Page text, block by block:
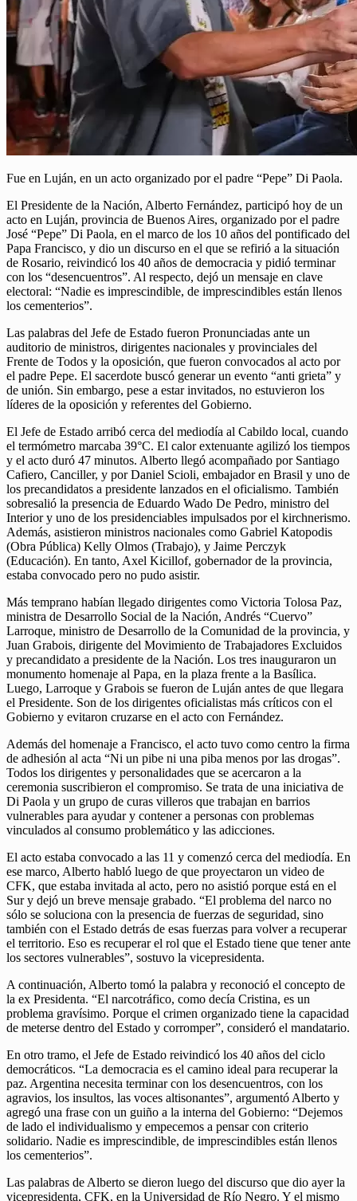
Fue en Luján, en un acto organizado por el padre “Pepe” Di Paola.
El Presidente de la Nación, Alberto Fernández, participó hoy de un
acto en Luján, provincia de Buenos Aires, organizado por el padre
José “Pepe” Di Paola, en el marco de los 10 años del pontificado del
Papa Francisco, y dio un discurso en el que se refirió a la situación
de Rosario, reivindicó los 40 años de democracia y pidió terminar
con los “desencuentros”. Al respecto, dejó un mensaje en clave
electoral: “Nadie es imprescindible, de imprescindibles están llenos
los cementerios”.
Las palabras del Jefe de Estado fueron Pronunciadas ante un
auditorio de ministros, dirigentes nacionales y provinciales del
Frente de Todos y la oposición, que fueron convocados al acto por
el padre Pepe. El sacerdote buscó generar un evento “anti grieta” y
de unión. Sin embargo, pese a estar invitados, no estuvieron los
líderes de la oposición y referentes del Gobierno.
El Jefe de Estado arribó cerca del mediodía al Cabildo local, cuando
el termómetro marcaba 39°C. El calor extenuante agilizó los tiempos
y el acto duró 47 minutos. Alberto llegó acompañado por Santiago
Cafiero, Canciller, y por Daniel Scioli, embajador en Brasil y uno de
los precandidatos a presidente lanzados en el oficialismo. También
sobresalió la presencia de Eduardo Wado De Pedro, ministro del
Interior y uno de los presidenciables impulsados por el kirchnerismo.
Además, asistieron ministros nacionales como Gabriel Katopodis
(Obra Pública) Kelly Olmos (Trabajo), y Jaime Perczyk
(Educación). En tanto, Axel Kicillof, gobernador de la provincia,
estaba convocado pero no pudo asistir.
Más temprano habían llegado dirigentes como Victoria Tolosa Paz,
ministra de Desarrollo Social de la Nación, Andrés “Cuervo”
Larroque, ministro de Desarrollo de la Comunidad de la provincia, y
Juan Grabois, dirigente del Movimiento de Trabajadores Excluidos
y precandidato a presidente de la Nación. Los tres inauguraron un
monumento homenaje al Papa, en la plaza frente a la Basílica.
Luego, Larroque y Grabois se fueron de Luján antes de que llegara
el Presidente. Son de los dirigentes oficialistas más críticos con el
Gobierno y evitaron cruzarse en el acto con Fernández.
Además del homenaje a Francisco, el acto tuvo como centro la firma
de adhesión al acta “Ni un pibe ni una piba menos por las drogas”.
Todos los dirigentes y personalidades que se acercaron a la
ceremonia suscribieron el compromiso. Se trata de una iniciativa de
Di Paola y un grupo de curas villeros que trabajan en barrios
vulnerables para ayudar y contener a personas con problemas
vinculados al consumo problemático y las adicciones.
El acto estaba convocado a las 11 y comenzó cerca del mediodía. En
ese marco, Alberto habló luego de que proyectaron un video de
CFK, que estaba invitada al acto, pero no asistió porque está en el
Sur y dejó un breve mensaje grabado. “El problema del narco no
sólo se soluciona con la presencia de fuerzas de seguridad, sino
también con el Estado detrás de esas fuerzas para volver a recuperar
el territorio. Eso es recuperar el rol que el Estado tiene que tener ante
los sectores vulnerables”, sostuvo la vicepresidenta.
A continuación, Alberto tomó la palabra y reconoció el concepto de
la ex Presidenta. “El narcotráfico, como decía Cristina, es un
problema gravísimo. Porque el crimen organizado tiene la capacidad
de meterse dentro del Estado y corromper”, consideró el mandatario.
En otro tramo, el Jefe de Estado reivindicó los 40 años del ciclo
democráticos. “La democracia es el camino ideal para recuperar la
paz. Argentina necesita terminar con los desencuentros, con los
agravios, los insultos, las voces altisonantes”, argumentó Alberto y
agregó una frase con un guiño a la interna del Gobierno: “Dejemos
de lado el individualismo y empecemos a pensar con criterio
solidario. Nadie es imprescindible, de imprescindibles están llenos
los cementerios”.
Las palabras de Alberto se dieron luego del discurso que dio ayer la
vicepresidenta, CFK, en la Universidad de Río Negro. Y el mismo